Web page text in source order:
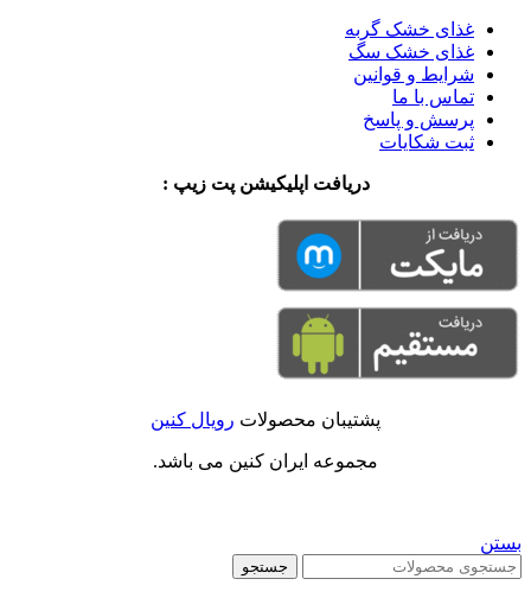
غذای خشک گربه
غذای خشک سگ
شرایط و قوانین
تماس با ما
پرسش و پاسخ
ثبت شکایات
دریافت اپلیکیشن پت زیپ :
پشتیبان محصولات رویال کنین
مجموعه ایران کنین می باشد.
بستن
جستجو